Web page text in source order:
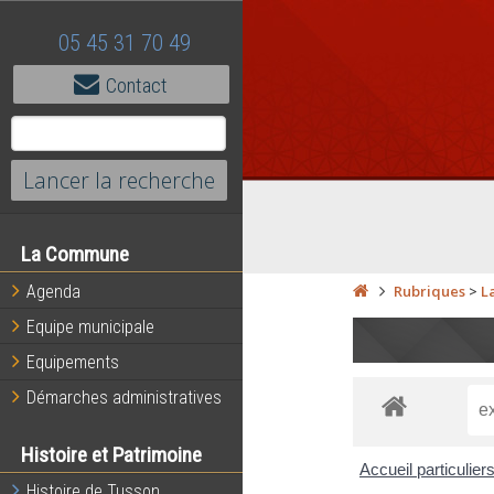
05 45 31 70 49
Contact
La Commune
Agenda
Equipe municipale
Equipements
Démarches administratives
Histoire et Patrimoine
Rubriques>
Accueil